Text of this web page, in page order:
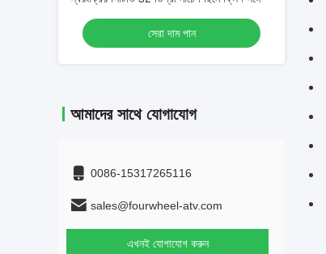
সেরা দাম পান
আমাদের সাথে যোগাযোগ
0086-15317265116
sales@fourwheel-atv.com
এখনই যোগাযোগ করুন